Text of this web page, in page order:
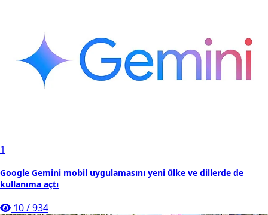
1
Google Gemini mobil uygulamasını yeni ülke ve dillerde de
kullanıma açtı
10/934